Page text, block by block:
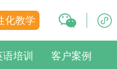
化教学
培训 客户案例